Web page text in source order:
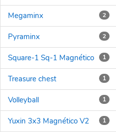
2
Megaminx
2
Pyraminx
1
Square-1 Sq-1 Magnético
1
Treasure chest
1
Volleyball
1
Yuxin 3x3 Magnético V2